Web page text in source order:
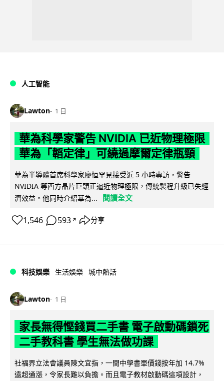
人工智能
Lawton 1 日
華為科學家警告 NVIDIA 已近物理極限
華為「韜定律」可繞過摩爾定律瓶頸
華為半導體首席科學家廖恒罕見接受近 5 小時專訪，警告
NVIDIA 等西方晶片巨頭正逼近物理極限，傳統製程升級已失經
濟效益。他同時介紹華為...
閱讀全文
1,546 593 ↗ 分享
科技娛樂 生活娛樂 城中熱話
Lawton 1 日
家長無得慳錢買二手書 電子啟動碼鎖死
二手教科書 學生無法做功課
社福界立法會議員陳文宜指，一間中學書單價錢按年加 14.7%
遠超通漲，令家長難以負擔。而且電子教材啟動碼這項設計，